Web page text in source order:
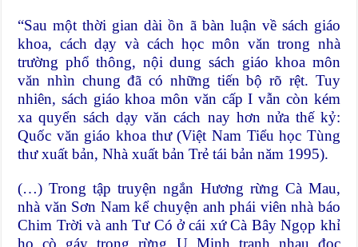
“Sau một thời gian dài ồn ã bàn luận về sách giáo
khoa, cách dạy và cách học môn văn trong nhà
trường phổ thông, nội dung sách giáo khoa môn
văn nhìn chung đã có những tiến bộ rõ rệt. Tuy
nhiên, sách giáo khoa môn văn cấp I vẫn còn kém
xa quyển sách dạy văn cách nay hơn nửa thế kỷ:
Quốc văn giáo khoa thư (Việt Nam Tiểu học Tùng
thư xuất bản, Nhà xuất bản Trẻ tái bản năm 1995).
(…) Trong tập truyện ngắn Hương rừng Cà Mau,
nhà văn Sơn Nam kể chuyện anh phái viên nhà báo
Chim Trời và anh Tư Có ở cái xứ Cà Bây Ngọp khỉ
ho cò gáy trong rừng U Minh tranh nhau đọc